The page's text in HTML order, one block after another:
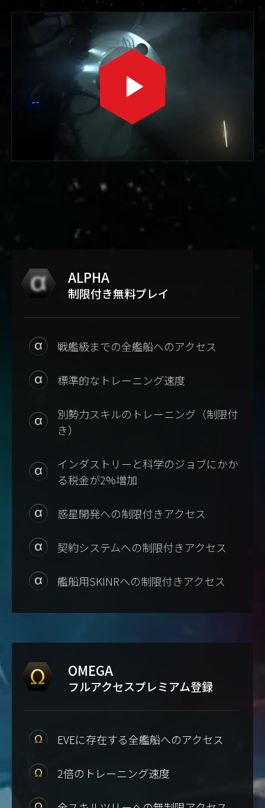
ALPHA
制限付き無料プレイ
戦艦級までの全艦船へのアクセス
標準的なトレーニング速度
別勢力スキルのトレーニング（制限付
き）
インダストリーと科学のジョブにかか
る税金が2%増加
惑星開発への制限付きアクセス
契約システムへの制限付きアクセス
艦船用SKINRへの制限付きアクセス
OMEGA
フルアクセスプレミアム登録
EVEに存在する全艦船へのアクセス
2倍のトレーニング速度